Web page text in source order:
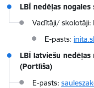
LBĪ nedēļas
Vadītāji/ skolotāji:
E-pasts:
LBĪ latviešu nedēļas
(Portlīša)
E-pasts: